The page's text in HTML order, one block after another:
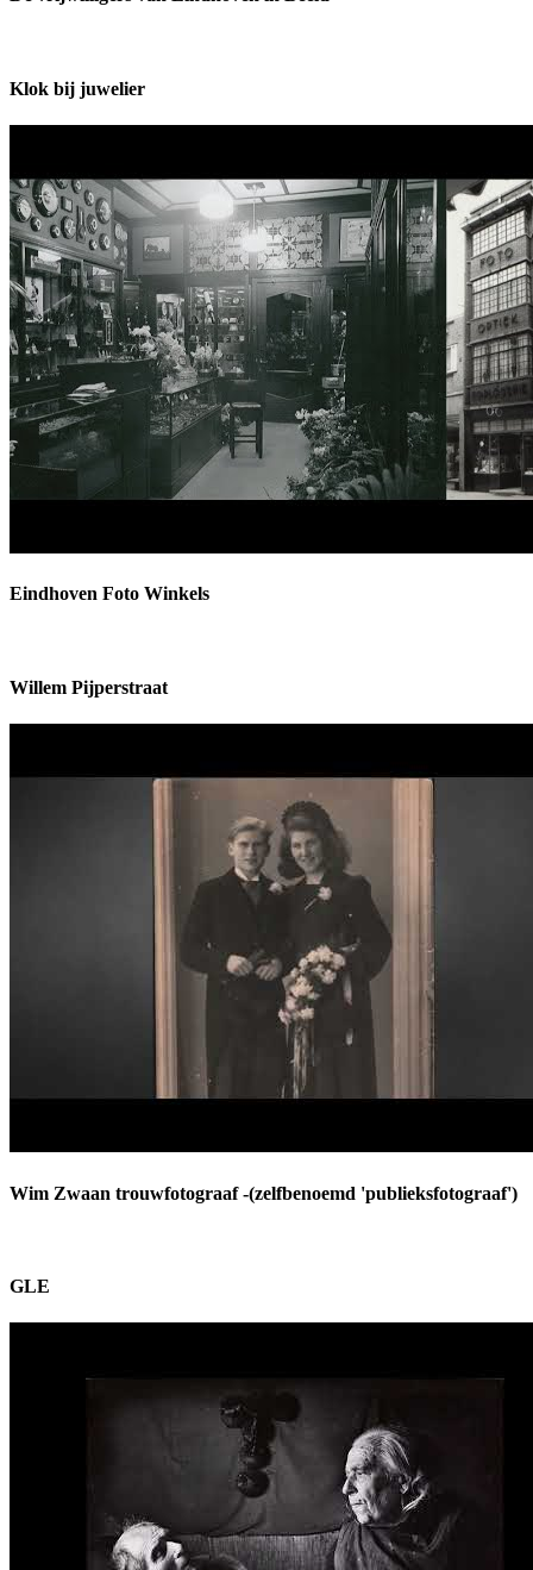
Klok bij juwelier
Eindhoven Foto Winkels
Willem Pijperstraat
Wim Zwaan trouwfotograaf -(zelfbenoemd 'publieksfotograaf')
GLE